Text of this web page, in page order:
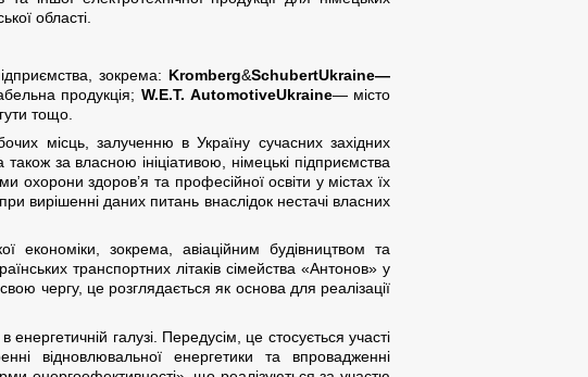
області.
зокрема: Kromberg&SchubertUkraine—
продукція; W.E.T. AutomotiveUkraine— місто
тощо.
місць, залученню в Україну сучасних західних
за власною ініціативою, німецькі підприємства
охорони здоров’я та професійної освіти у містах їх
вирішенні даних питань внаслідок нестачі власних
економіки, зокрема, авіаційним будівництвом та
транспортних літаків сімейства «Антонов» у
чергу, це розглядається як основа для реалізації
галузі. Передусім, це стосується участі
відновлювальної енергетики та впровадженні